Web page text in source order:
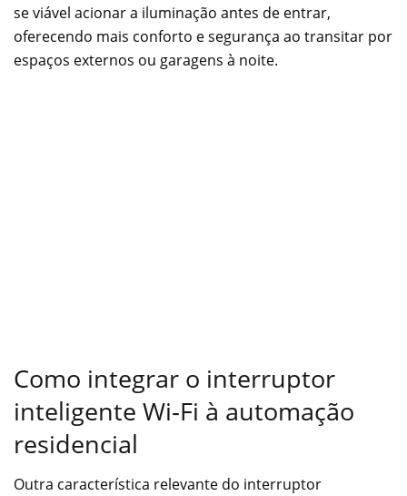
se viável acionar a iluminação antes de entrar,
oferecendo mais conforto e segurança ao transitar por
espaços externos ou garagens à noite.
Como integrar o interruptor
inteligente Wi‑Fi à automação
residencial
Outra característica relevante do interruptor